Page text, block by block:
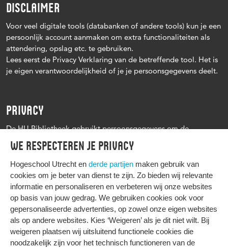
We respecteren je privacy
Hogeschool Utrecht en derde partijen maken gebruik van
cookies om je beter van dienst te zijn. Zo bieden wij relevante
informatie en personaliseren en verbeteren wij onze websites
op basis van jouw gedrag. We gebruiken cookies ook voor
gepersonaliseerde advertenties, op zowel onze eigen websites
als op andere websites. Kies ‘Weigeren’ als je dit niet wilt. Bij
weigeren plaatsen wij uitsluitend functionele cookies die
noodzakelijk zijn voor het technisch functioneren van de
DISCLAIMER
Voor veel digitale tools (databanken of andere tools) kun je een
persoonlijk account aanmaken om extra functionaliteiten als
attendering, opslag etc. te gebruiken.
Lees eerst de Privacy Verklaring van de betreffende tool. Het is
je eigen verantwoordelijkheid of je je persoonsgegevens deelt.
PRIVACY
De HU Bibliotheek gebruikt persoonsgegevens om de
leenprocedure te kunnen uitvoeren, onder andere voor het
versturen van herinneringen en informatie over reserveringen.
Zie verder het Privacy statement Hogeschool Utrecht
HIER KOMT ALLES SAMEN
Privacy